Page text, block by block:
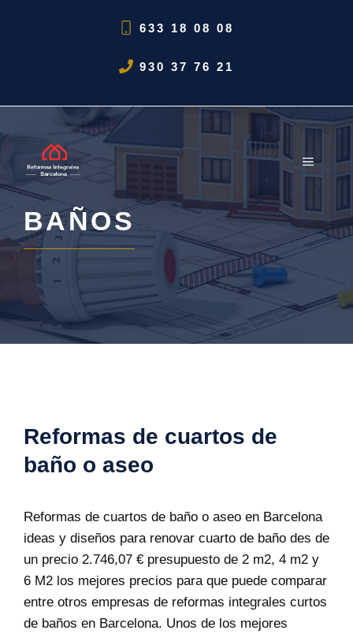
633 18 08 08
930 37 76 21
MENÚ
BAÑOS
Reformas de cuartos de
baño o aseo
Reformas de cuartos de baño o aseo en Barcelona
ideas y diseños para renovar cuarto de baño des de
un precio 2.746,07 € presupuesto de 2 m2, 4 m2 y
6 M2 los mejores precios para que puede comparar
entre otros empresas de reformas integrales curtos
de baños en Barcelona. Unos de los mejores